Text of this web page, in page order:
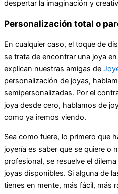
despertar la imaginación y
Personalización total o
En cualquier caso, el toque de
se trata de encontrar una joya
explican nuestras amigas de
personalización de joyas,
semipersonalizadas. Por el
joya desde cero, hablamos de
como ya iremos viendo.
Sea como fuere, lo primero que
joyería es saber que se quiere o
profesional, se resuelve el
joyas disponibles. Si alguna de
tienes en mente, más fácil, más